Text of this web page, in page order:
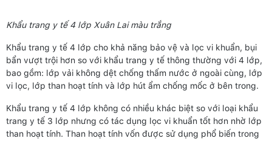
Khẩu trang y tế 4 lớp Xuân Lai màu trắng
Khẩu trang y tế 4 lớp cho khả năng bảo vệ và lọc vi khuẩn, bụi
bẩn vượt trội hơn so với khẩu trang y tế thông thường với 4 lớp,
bao gồm: lớp vải không dệt chống thấm nước ở ngoài cùng, lớp
vi lọc, lớp than hoạt tính và lớp hút ẩm chống mốc ở bên trong.
Khẩu trang y tế 4 lớp không có nhiều khác biệt so với loại khẩu
trang y tế 3 lớp nhưng có tác dụng lọc vi khuẩn tốt hơn nhờ lớp
than hoạt tính. Than hoạt tính vốn được sử dụng phổ biến trong